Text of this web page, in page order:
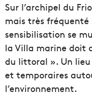
Sur l’archipel du
mais très fréquenté
sensibilisation se
la Villa marine doit
du littoral ». Un lieu
et temporaires
l’environnement.